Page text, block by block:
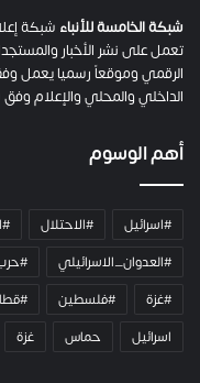
شبكة الخامسة للأنباء شبكة
تعمل على نشر الأخبار
الرقمي وموقعاً رسميا يعمل
الداخلي والمحلي والإعلام
أهم الوسوم
#اسرائيل #الاحتلال
#العدوان_الاسرائيلي
#غزة
#فلسطين
اسرائيل
حماس غزة